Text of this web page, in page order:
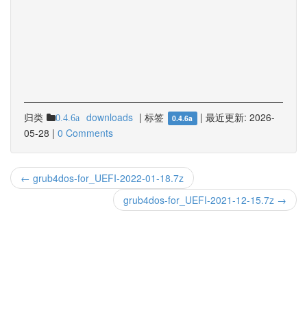
归类 0.4.6a downloads | 标签 0.4.6a | 最近更新: 2026-
05-28 | 0 Comments
← grub4dos-for_UEFI-2022-01-18.7z
grub4dos-for_UEFI-2021-12-15.7z →